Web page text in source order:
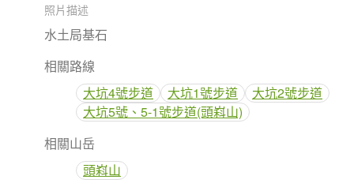
照片描述
水土局基石
相關路線
大坑4號步道
大坑1號步道
大坑2號步道
大坑5號、5-1號步道(頭嵙山)
相關山岳
頭嵙山